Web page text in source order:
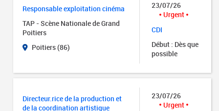
Responsable exploitation cinéma
TAP - Scène Nationale de Grand
Poitiers
Poitiers (86)
23/07/26
Urgent
CDI
Début : Dès que
possible
Directeur.rice de la production et
de la coordination artistique
23/07/26
Urgent